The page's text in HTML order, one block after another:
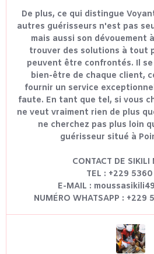
De plus, ce qui distingue
autres guérisseurs n'est pas
mais aussi son dévouement
trouver des solutions à tout
peuvent être confrontés. Il
bien-être de chaque client,
fournir un service
faute. En tant que tel, si vous
ne veut vraiment rien de plus
ne cherchez pas plus loin
guérisseur situé à
CONTACT DE SIKILI
TEL : +229
E-MAIL :
NUMÉRO WHATSAPP :